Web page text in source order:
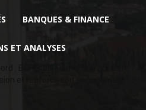
BANQUES & FINANCE
ET ANALYSES